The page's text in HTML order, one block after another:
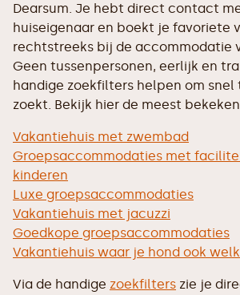
Dearsum. Je hebt direct contact
huiseigenaar en boekt je favoriete
rechtstreeks bij de accommodatie
Geen tussenpersonen, eerlijk en
handige zoekfilters helpen om
zoekt. Bekijk hier de meest
Vakantiehuis met zwembad
Groepsaccommodaties met
kinderen
Luxe groepsaccommodaties
Vakantiehuis met jacuzzi
Goedkope groepsaccommodaties
Vakantiehuis waar je hond ook
Via de handige zoekfilters zie je